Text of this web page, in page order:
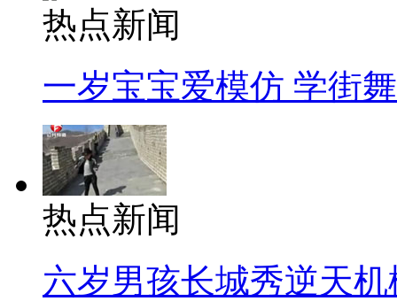
热点新闻
一岁宝宝爱模仿 学街
热点新闻
六岁男孩长城秀逆天机